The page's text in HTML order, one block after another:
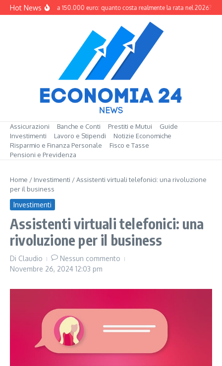
Salta al contenuto
Hot NewsMutuo da 150.000 euro: quanto costa realmente la rata nel 2026?
Assicurazioni Banche e Conti Prestiti e Mutui
Guide
Investimenti
Lavoro e Stipendi
Notizie Economiche
Risparmio e Finanza Personale
Fisco e Tasse
Pensioni e Previdenza
Home / Investimenti /Assistenti virtuali telefonici: una rivoluzione
per il business
Investimenti
Assistenti virtuali telefonici: una
rivoluzione per il business
Di Claudio
Nessun commento
Novembre 26, 2024 12:03 pm